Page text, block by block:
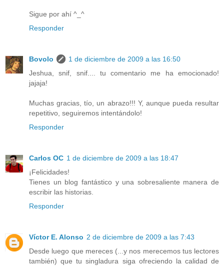
Sigue por ahí ^_^
Responder
Bovolo
1 de diciembre de 2009 a las 16:50
Jeshua, snif, snif.... tu comentario me ha emocionado!
jajaja!
Muchas gracias, tío, un abrazo!!! Y, aunque pueda resultar
repetitivo, seguiremos intentándolo!
Responder
Carlos OC 1 de diciembre de 2009 a las 18:47
¡Felicidades!
Tienes un blog fantástico y una sobresaliente manera de
escribir las historias.
Responder
Víctor E. Alonso 2 de diciembre de 2009 a las 7:43
Desde luego que mereces (...y nos merecemos tus lectores
también) que tu singladura siga ofreciendo la calidad de